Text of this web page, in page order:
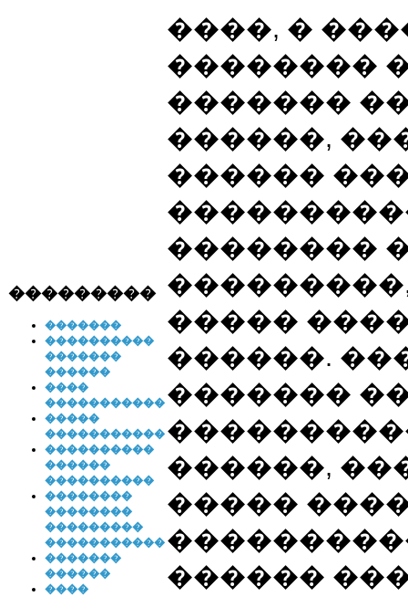
���������
�������
����������
�������
������
����
�����������
�����
�����������
����������
������
����������
��������
��������
���������
�����������
�������
������
����
����, �
��������
�������
������,
������
��������
�����
������.
�������
������,
�����
������